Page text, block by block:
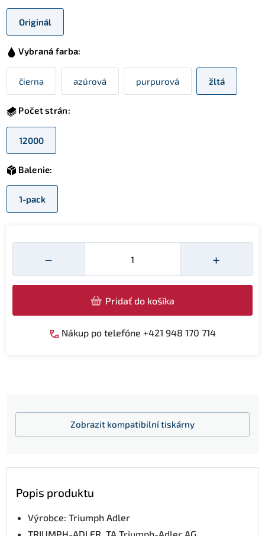
Originál
Vybraná farba:
čierna azúrová purpurová žltá
Počet strán:
12000
Balenie:
1-pack
−
Množství
+
Pridať do košíka
Nákup po telefóne +421 948 170 714
Zobrazit kompatibilní tiskárny
Popis produktu
Výrobce: Triumph Adler